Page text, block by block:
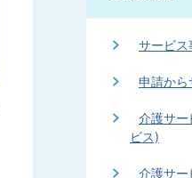
サービス
申請から
介護サー
ビス)
介護サー